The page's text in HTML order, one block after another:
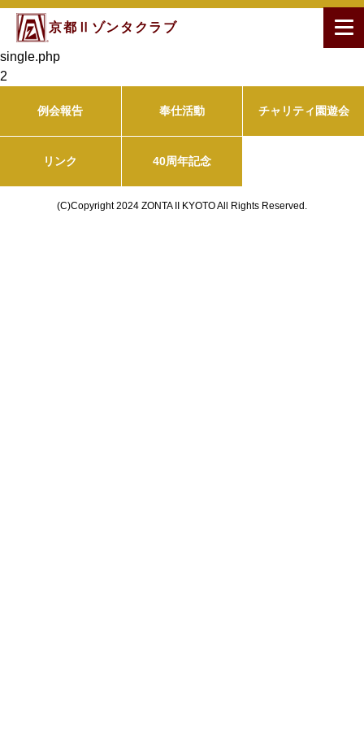
京都Ⅱゾンタクラブ
single.php
2
例会報告 奉仕活動 チャリティ園遊会
リンク 40周年記念
(C)Copyright 2024 ZONTA II KYOTO All Rights Reserved.